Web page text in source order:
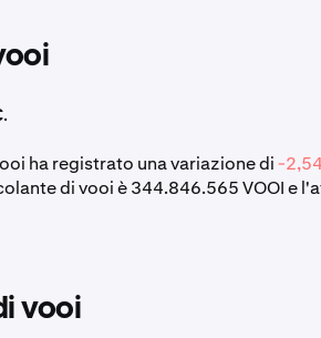
.
ha registrato una variazione di-
di vooi è 344.846.565 VOOI e
vooi